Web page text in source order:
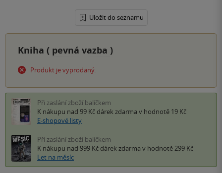
Uložit do seznamu
Kniha ( pevná vazba )
Produkt je vyprodaný.
Při zaslání zboží balíčkem
K nákupu nad 99 Kč dárek zdarma v hodnotě 19 Kč
E-shopové listy
Při zaslání zboží balíčkem
K nákupu nad 999 Kč dárek zdarma v hodnotě 299 Kč
Let na měsíc